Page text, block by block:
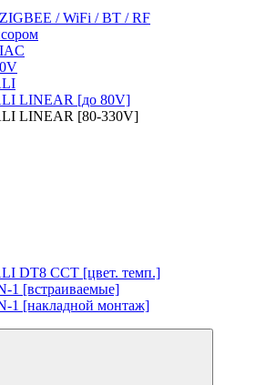
/ WiFi / BT / RF
LINEAR [до 80V]
LINEAR [80-330V]
DT8 CCT [цвет. темп.]
1 [встраиваемые]
1 [накладной монтаж]